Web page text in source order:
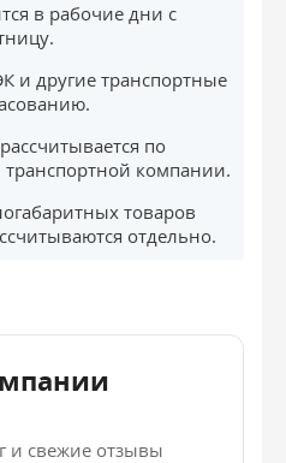
в рабочие дни с
и другие транспортные
по
компании.
товаров
отдельно.
и свежие отзывы